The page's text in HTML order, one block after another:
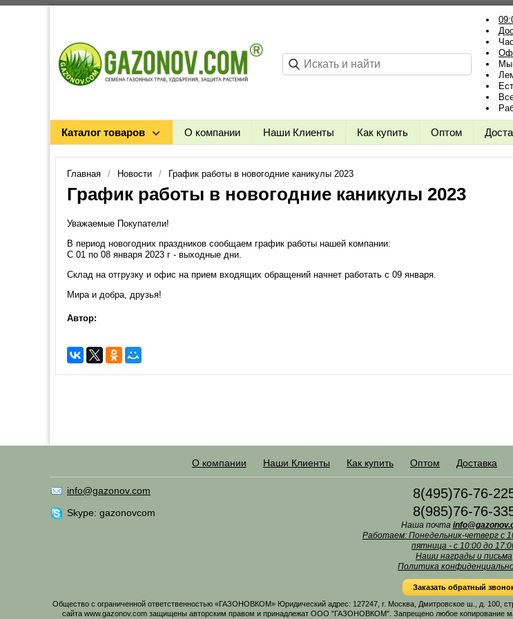
Мы
Каталог товаров О компании Наши Клиенты Как купить Оптом
Главная Новости График работы в новогодние каникулы 2023
График работы в новогодние каникулы 2023
Уважаемые Покупатели!
В период новогодних праздников сообщаем график работы нашей компании:
С 01 по 08 января 2023 г - выходные дни.
Склад на отгрузку и офис на прием входящих обращений начнет работать с 09 января.
Мира и добра, друзья!
Автор:
О компании Наши Клиенты Как купить Оптом Доставка
info@gazonov.com
Skype: gazonovcom
8(495)76-76-
8(985)76-76-
Наша почта
Работаем: Понедельник-четверг с
пятница - с 10:00 до
Наши награды и письма
Политика
Заказать обратный
Общество с ограниченной ответственностью «ГАЗОНОВКОМ» Юридический адрес: 127247, г. Москва, Дмитровское ш., д.
сайта www.gazonov.com защищены авторским правом и принадлежат ООО "ГАЗОНОВКОМ". Запрещено любое копирование